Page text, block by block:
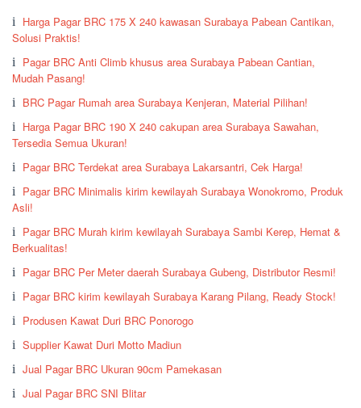
Harga Pagar BRC 175 X 240 kawasan Surabaya Pabean Cantikan,
Solusi Praktis!
Pagar BRC Anti Climb khusus area Surabaya Pabean Cantian,
Mudah Pasang!
BRC Pagar Rumah area Surabaya Kenjeran, Material Pilihan!
Harga Pagar BRC 190 X 240 cakupan area Surabaya Sawahan,
Tersedia Semua Ukuran!
Pagar BRC Terdekat area Surabaya Lakarsantri, Cek Harga!
Pagar BRC Minimalis kirim kewilayah Surabaya Wonokromo, Produk
Asli!
Pagar BRC Murah kirim kewilayah Surabaya Sambi Kerep, Hemat &
Berkualitas!
Pagar BRC Per Meter daerah Surabaya Gubeng, Distributor Resmi!
Pagar BRC kirim kewilayah Surabaya Karang Pilang, Ready Stock!
Produsen Kawat Duri BRC Ponorogo
Supplier Kawat Duri Motto Madiun
Jual Pagar BRC Ukuran 90cm Pamekasan
Jual Pagar BRC SNI Blitar